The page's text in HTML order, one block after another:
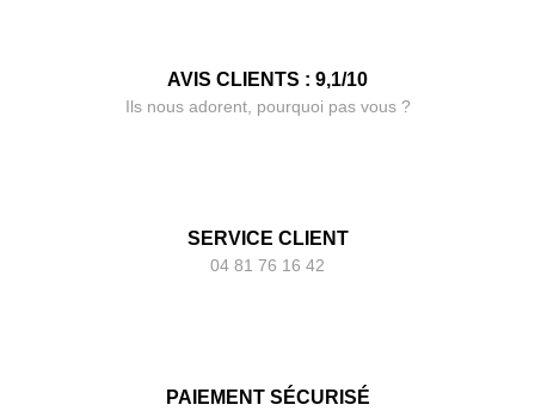
AVIS CLIENTS : 9,1/10
Ils nous adorent, pourquoi pas vous ?
SERVICE CLIENT
04 81 76 16 42
PAIEMENT SÉCURISÉ